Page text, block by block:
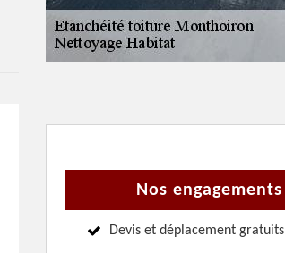
Nos engagements
Devis et déplacement gratuits